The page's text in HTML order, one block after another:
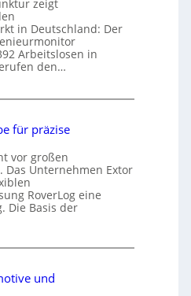
zeigt
in Deutschland: Der
Arbeitslosen in
den…
für präzise
vor großen
Das Unternehmen Extor
RoverLog eine
Die Basis der
und